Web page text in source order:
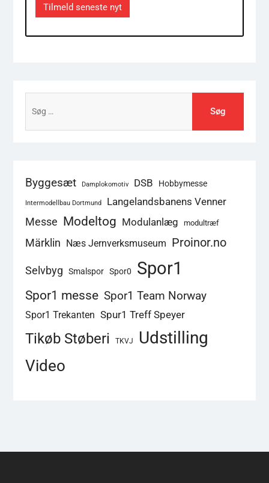
Tilmeld seneste nyt
efter:
Byggesæt Damplokomotiv DSB Hobbymesse
Intermodellbau Dortmund
Langelandsbanens Venner
Messe Modeltog Modulanlæg modultræf
Märklin Næs Jernverksmuseum Proinor.no
Selvbyg Smalspor Spor0 Spor1
Spor1 messe Spor1 Team Norway
Spor1 Trekanten Spur1 Treff Speyer
Tikøb Støberi TKVJ Udstilling
Video